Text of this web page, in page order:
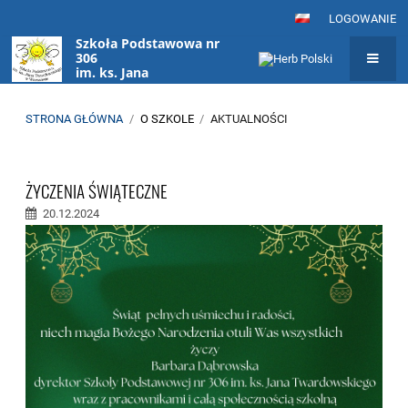
LOGOWANIE
Szkoła Podstawowa nr
306
im. ks. Jana
Twardowskiego
STRONA GŁÓWNA / O SZKOLE / AKTUALNOŚCI
ŻYCZENIA ŚWIĄTECZNE
20.12.2024